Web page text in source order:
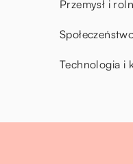
Przemysł i
Technologia i